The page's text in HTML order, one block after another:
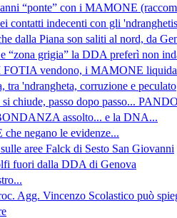
“ponte” con i MAMONE
contatti indecenti con gli
dalla Piana son saliti al nord, da
“zona grigia” la DDA preferì non
FOTIA vendono, i MAMONE
'ndrangheta, corruzione e peculato
chiude, passo dopo passo...
assolto... e la DNA...
negano le evidenze...
aree Falck di Sesto San Giovanni
fuori dalla DDA di Genova
Agg. Vincenzo Scolastico può